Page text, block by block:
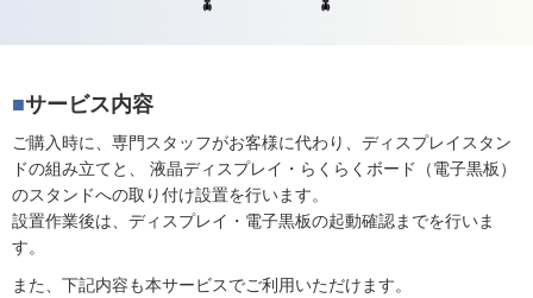
サービス内容
ご購入時に、専門スタッフがお客様に代わり、ディスプレイスタン
ドの組み立てと、
液晶ディスプレイ・らくらくボード（電子黒板）
のスタンドへの取り付け設置を行います。
設置作業後は、ディスプレイ・電子黒板の起動確認までを行いま
す。
また、下記内容も本サービスでご利用いただけます。